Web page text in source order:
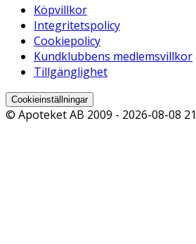
Köpvillkor
Integritetspolicy
Cookiepolicy
Kundklubbens medlemsvillkor
Tillgänglighet
Cookieinställningar
© Apoteket AB 2009 - 2026-08-08